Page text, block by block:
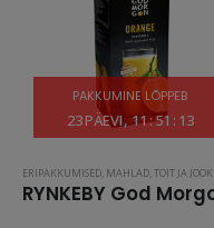
PAKKUMINE LÕPPEB
23PÄEVI 11:51 : 13
ERIPAKKUMISED, MAHLAD,TOIT JA JOOK